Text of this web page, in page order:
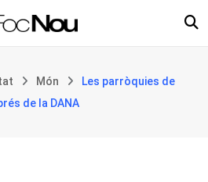
Món
Les parròquies de
de la DANA